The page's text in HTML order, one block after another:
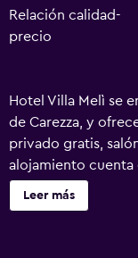
Relación calidad-
precio
Hotel Villa Melì se
de Carezza, y
privado gratis,
alojamiento cuenta
sauna y bañera de
de spa, servicio de
Leer más